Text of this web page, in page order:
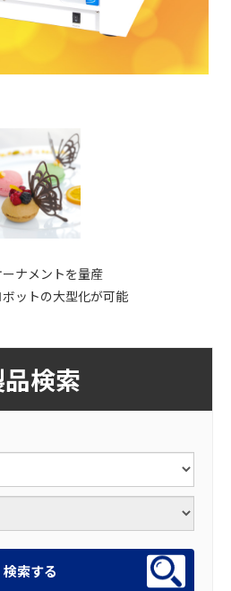
ナメントを量産
ットの大型化が可能
検索